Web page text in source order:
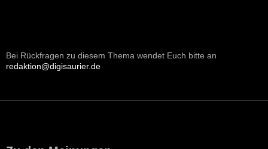
Bei Rückfragen zu diesem Thema wendet Euch bitte an
redaktion@digisaurier.de